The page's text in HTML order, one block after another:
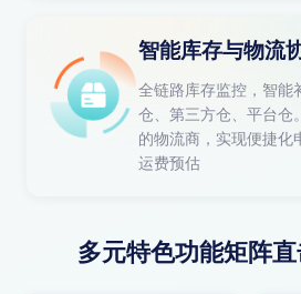
智能库存与物流
全链路库存监控，智能
仓、第三方仓、平台仓
的物流商，实现便捷化
运费预估
多元特色功能矩阵